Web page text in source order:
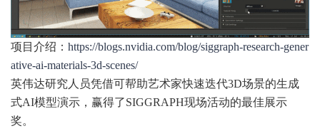
项目介绍： https://blogs.nvidia.com/blog/siggraph-research-gener
ative-ai-materials-3d-scenes/
英伟达研究人员凭借可帮助艺术家快速迭代3D场景的生成
式AI模型演示，赢得了SIGGRAPH现场活动的最佳展示
奖。